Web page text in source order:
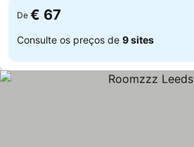
De € 67
Consulte os preços de 9 sites